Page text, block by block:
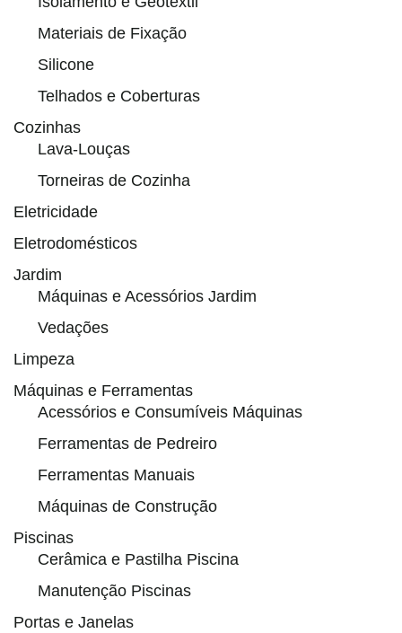
Materiais de Fixação
Silicone
Telhados e Coberturas
Cozinhas
Lava-Louças
Torneiras de Cozinha
Eletricidade
Eletrodomésticos
Jardim
Máquinas e Acessórios Jardim
Vedações
Limpeza
Máquinas e Ferramentas
Acessórios e Consumíveis Máquinas
Ferramentas de Pedreiro
Ferramentas Manuais
Máquinas de Construção
Piscinas
Cerâmica e Pastilha Piscina
Manutenção Piscinas
Portas e Janelas